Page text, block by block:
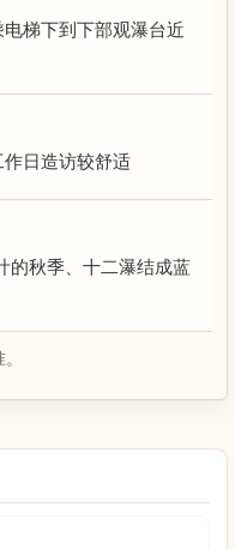
梯下到下部观瀑台近
日造访较舒适
的秋季、十二瀑结成蓝